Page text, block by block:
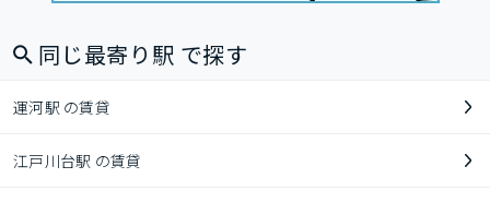
同じ最寄り駅 で探す
運河駅 の賃貸
江戸川台駅 の賃貸